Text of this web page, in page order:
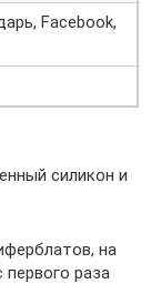
Facebook,
силикон и
на
раза